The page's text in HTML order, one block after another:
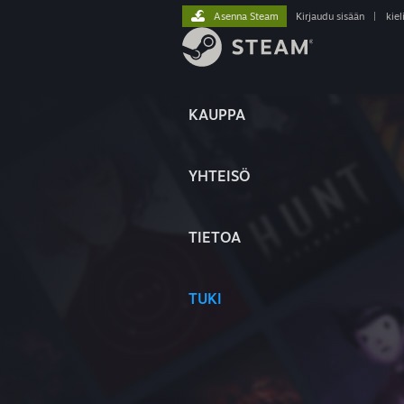
KAUPPA
YHTEISÖ
TIETOA
TUKI
Asenna Steam Kirjaudu sisään kieli